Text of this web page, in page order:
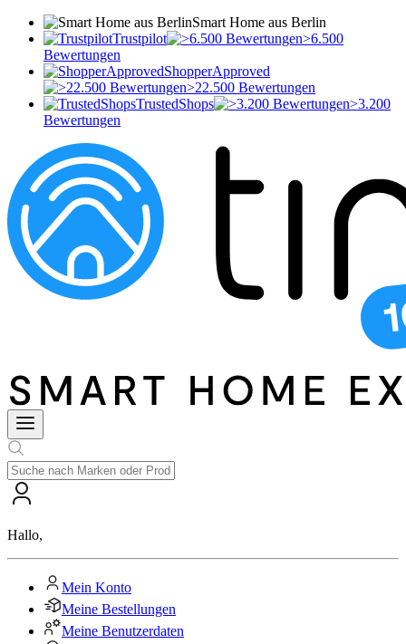
Smart Home aus Berlin
Trustpilot
>6.500
Bewertungen
ShopperApproved
>22.500 Bewertungen
TrustedShops
>3.200
Bewertungen
Hallo,
Mein Konto
Meine Bestellungen
Meine Benutzerdaten